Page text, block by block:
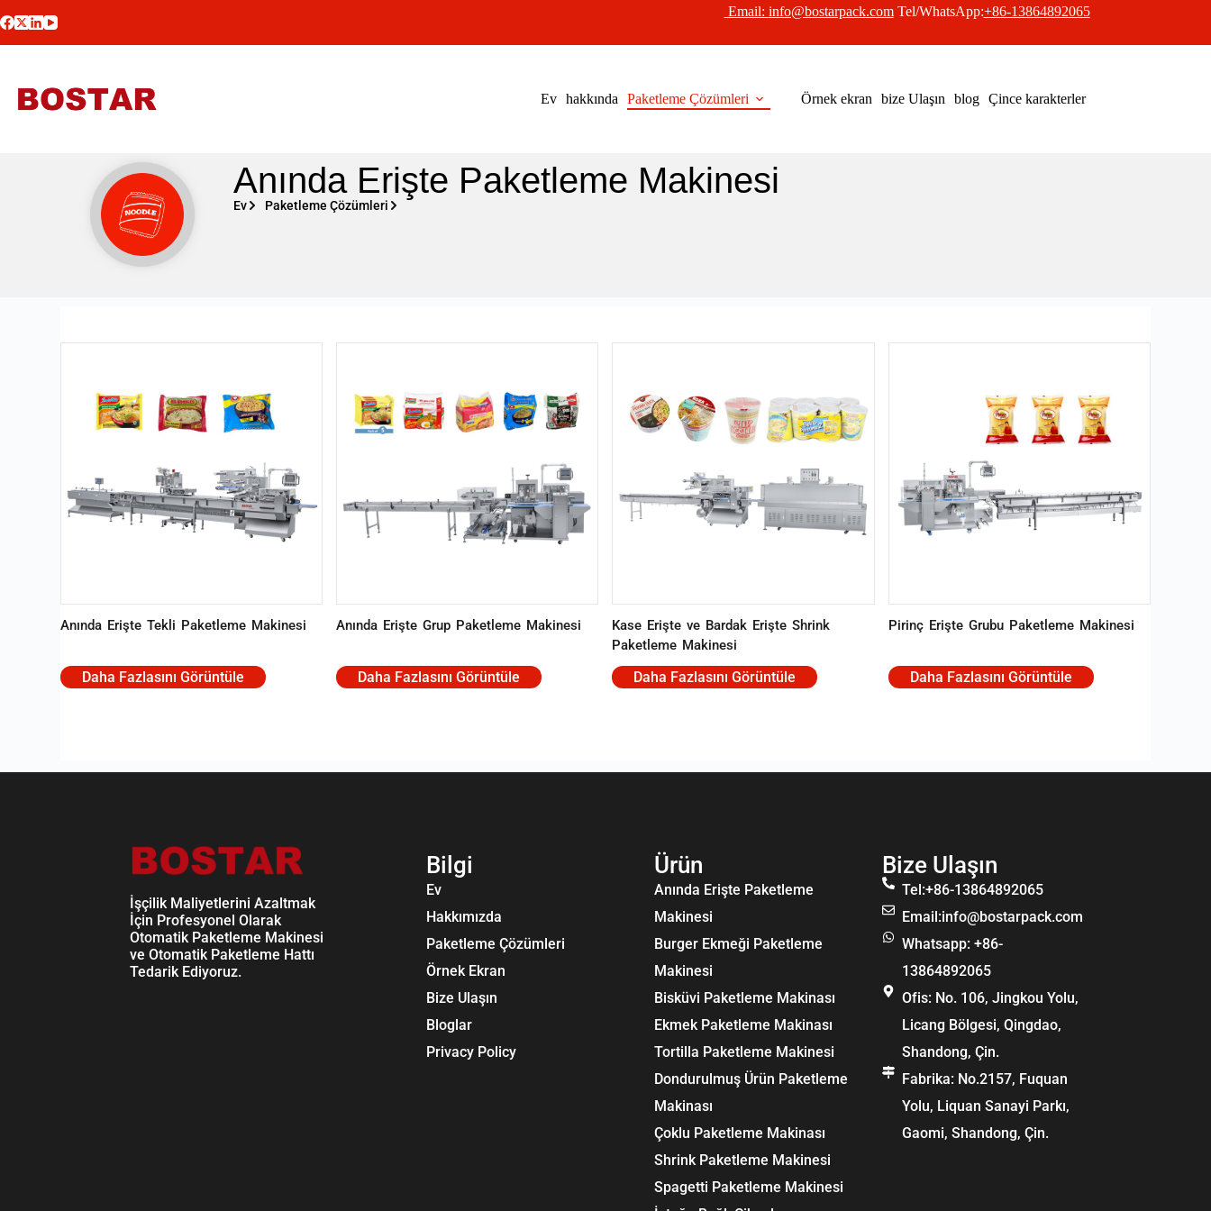
Email: info@bostarpack.comTel/WhatsApp:+86-13864892065
Ev hakkında Paketleme Çözümleri Örnek ekran bize Ulaşın blog Çince karakterler
Anında Erişte Paketleme Makinesi
Ev Paketleme Çözümleri
Anında Erişte Tekli Paketleme Makinesi
Daha Fazlasını Görüntüle
Anında Erişte Grup Paketleme Makinesi
Daha Fazlasını Görüntüle
Kase Erişte ve Bardak Erişte Shrink
Paketleme Makinesi
Daha Fazlasını Görüntüle
Pirinç Erişte Grubu Paketleme Makinesi
Daha Fazlasını Görüntüle
İşçilik Maliyetlerini Azaltmak
İçin Profesyonel Olarak
Otomatik Paketleme Makinesi
ve Otomatik Paketleme Hattı
Tedarik Ediyoruz.
Bilgi
Ev
Hakkımızda
Paketleme Çözümleri
Örnek Ekran
Bize Ulaşın
Bloglar
Privacy Policy
Ürün
Anında Erişte Paketleme
Makinesi
Burger Ekmeği Paketleme
Makinesi
Bisküvi Paketleme Makinası
Ekmek Paketleme Makinası
Tortilla Paketleme Makinesi
Dondurulmuş Ürün Paketleme
Makinası
Çoklu Paketleme Makinası
Shrink Paketleme Makinesi
Spagetti Paketleme Makinesi
Bize Ulaşın
Tel:+86-13864892065
Email:info@bostarpack.com
Whatsapp: +86-
13864892065
Ofis: No. 106, Jingkou Yolu,
Licang Bölgesi, Qingdao,
Shandong, Çin.
Fabrika: No.2157, Fuquan
Yolu, Liquan Sanayi Parkı,
Gaomi, Shandong, Çin.